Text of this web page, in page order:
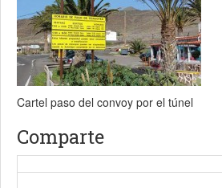
Cartel paso del convoy por el túnel
Comparte